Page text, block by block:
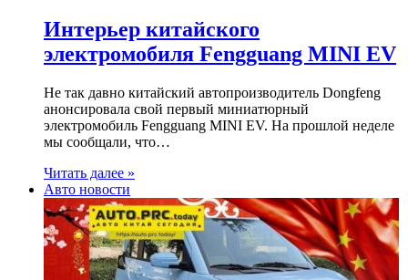
Интерьер китайского
электромобиля Fengguang MINI EV
Не так давно китайский автопроизводитель Dongfeng
анонсировала свой первый миниатюрный
электромобиль Fengguang MINI EV. На прошлой неделе
мы сообщали, что…
Читать далее »
Авто новости